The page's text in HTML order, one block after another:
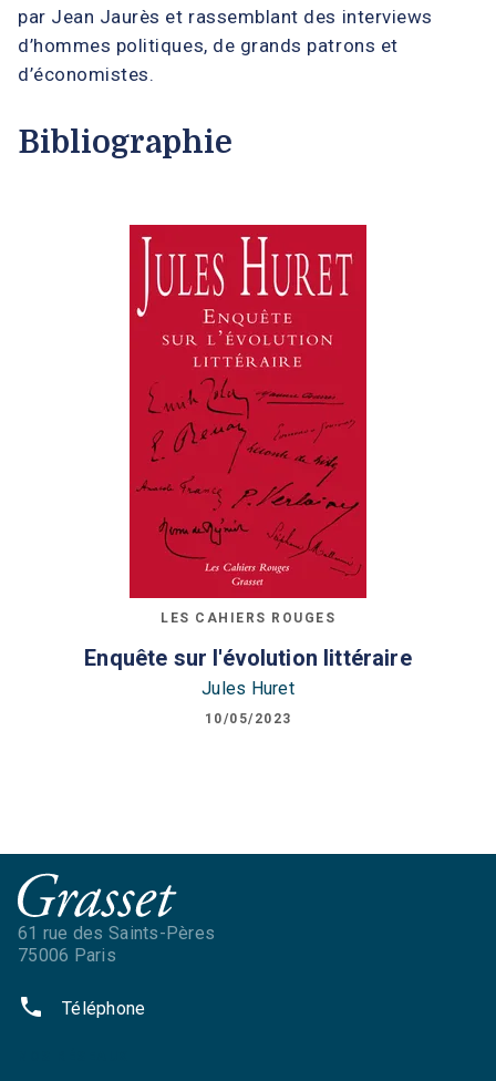
par Jean Jaurès et rassemblant des interviews
d’hommes politiques, de grands patrons et
d’économistes.
Bibliographie
LES CAHIERS ROUGES
Enquête sur l'évolution littéraire
Jules Huret
10/05/2023
61 rue des Saints-Pères
75006 Paris
phone Téléphone